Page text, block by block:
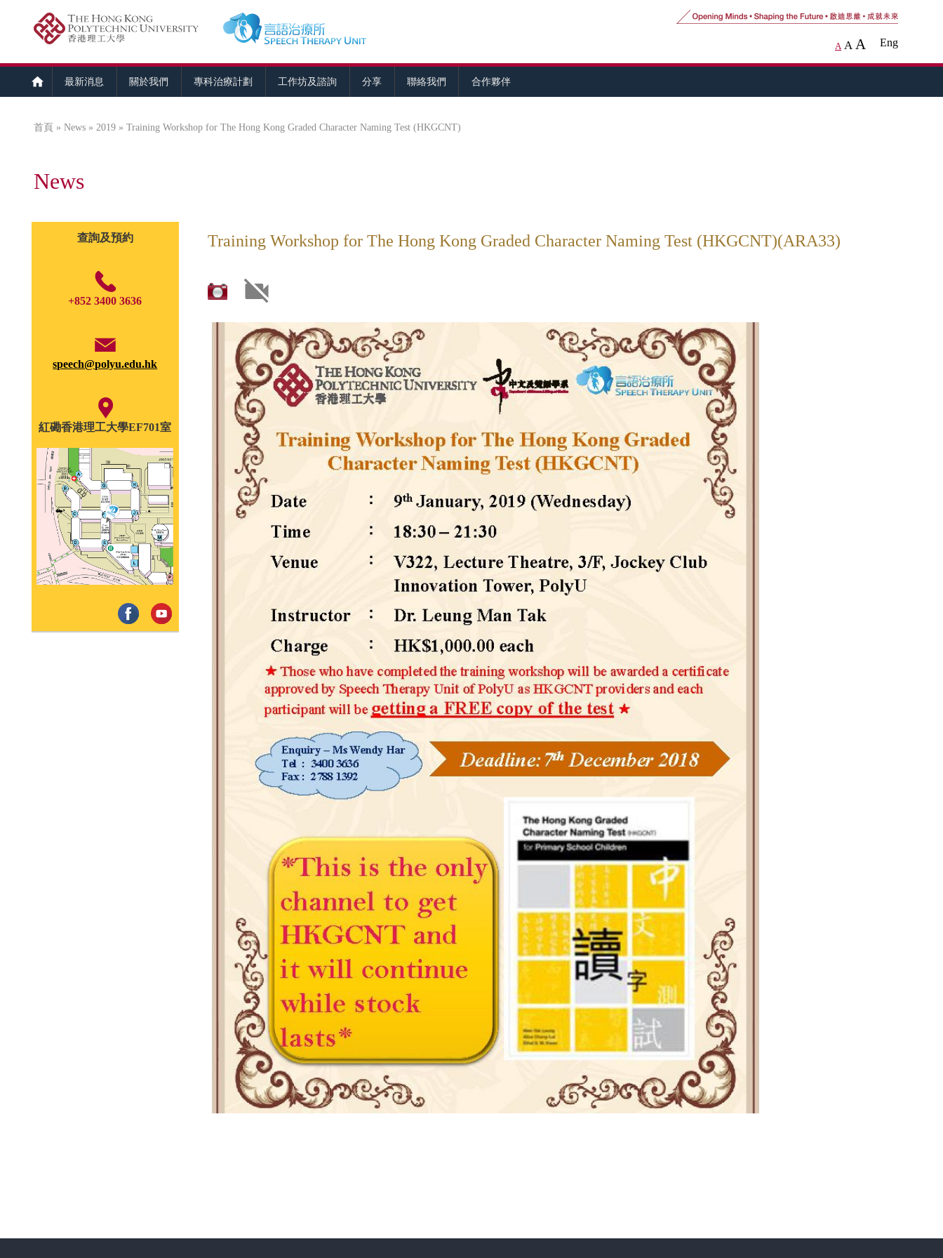
A A A Eng
最新消息 關於我們 專科治療計劃 工作坊及諮詢 分享 聯絡我們 合作夥伴
您在這裡
首頁 » News » 2019 » Training Workshop for The Hong Kong Graded Character Naming Test (HKGCNT)
News
Training Workshop for The Hong Kong Graded Character Naming Test (HKGCNT)(ARA33)
查詢及預約
+852 3400 3636
speech@polyu.edu.hk
紅磡香港理工大學EF701室